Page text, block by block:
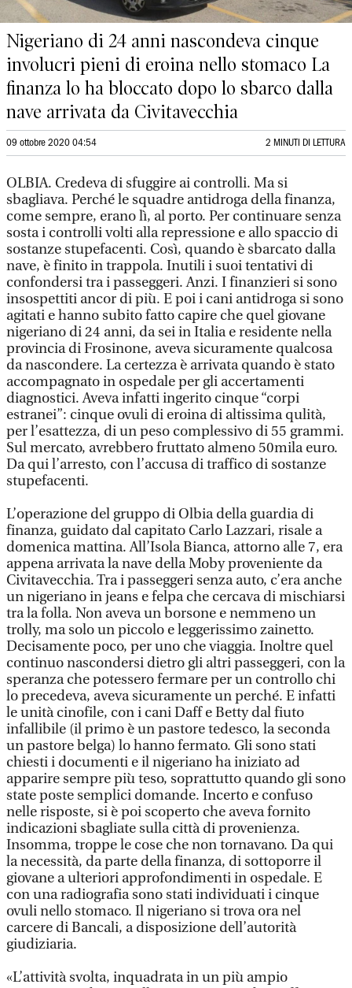
Nigeriano di 24 anni nascondeva cinque
involucri pieni di eroina nello stomaco La
finanza lo ha bloccato dopo lo sbarco dalla
nave arrivata da Civitavecchia
09 ottobre 2020 04:54 2 MINUTI DI LETTURA
OLBIA. Credeva di sfuggire ai controlli. Ma si
sbagliava. Perché le squadre antidroga della finanza,
come sempre, erano lì, al porto. Per continuare senza
sosta i controlli volti alla repressione e allo spaccio di
sostanze stupefacenti. Così, quando è sbarcato dalla
nave, è finito in trappola. Inutili i suoi tentativi di
confondersi tra i passeggeri. Anzi. I finanzieri si sono
insospettiti ancor di più. E poi i cani antidroga si sono
agitati e hanno subito fatto capire che quel giovane
nigeriano di 24 anni, da sei in Italia e residente nella
provincia di Frosinone, aveva sicuramente qualcosa
da nascondere. La certezza è arrivata quando è stato
accompagnato in ospedale per gli accertamenti
diagnostici. Aveva infatti ingerito cinque “corpi
estranei”: cinque ovuli di eroina di altissima qulità,
per l’esattezza, di un peso complessivo di 55 grammi.
Sul mercato, avrebbero fruttato almeno 50mila euro.
Da qui l’arresto, con l’accusa di traffico di sostanze
stupefacenti.
L’operazione del gruppo di Olbia della guardia di
finanza, guidato dal capitato Carlo Lazzari, risale a
domenica mattina. All’Isola Bianca, attorno alle 7, era
appena arrivata la nave della Moby proveniente da
Civitavecchia. Tra i passeggeri senza auto, c’era anche
un nigeriano in jeans e felpa che cercava di mischiarsi
tra la folla. Non aveva un borsone e nemmeno un
trolly, ma solo un piccolo e leggerissimo zainetto.
Decisamente poco, per uno che viaggia. Inoltre quel
continuo nascondersi dietro gli altri passeggeri, con la
speranza che potessero fermare per un controllo chi
lo precedeva, aveva sicuramente un perché. E infatti
le unità cinofile, con i cani Daff e Betty dal fiuto
infallibile (il primo è un pastore tedesco, la seconda
un pastore belga) lo hanno fermato. Gli sono stati
chiesti i documenti e il nigeriano ha iniziato ad
apparire sempre più teso, soprattutto quando gli sono
state poste semplici domande. Incerto e confuso
nelle risposte, si è poi scoperto che aveva fornito
indicazioni sbagliate sulla città di provenienza.
Insomma, troppe le cose che non tornavano. Da qui
la necessità, da parte della finanza, di sottoporre il
giovane a ulteriori approfondimenti in ospedale. E
con una radiografia sono stati individuati i cinque
ovuli nello stomaco. Il nigeriano si trova ora nel
carcere di Bancali, a disposizione dell’autorità
giudiziaria.
«L’attività svolta, inquadrata in un più ampio